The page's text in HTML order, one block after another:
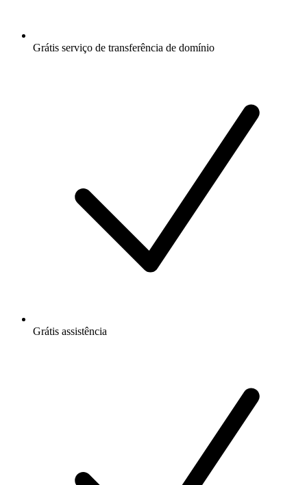
Grátis serviço de transferência de domínio
Grátis assistência